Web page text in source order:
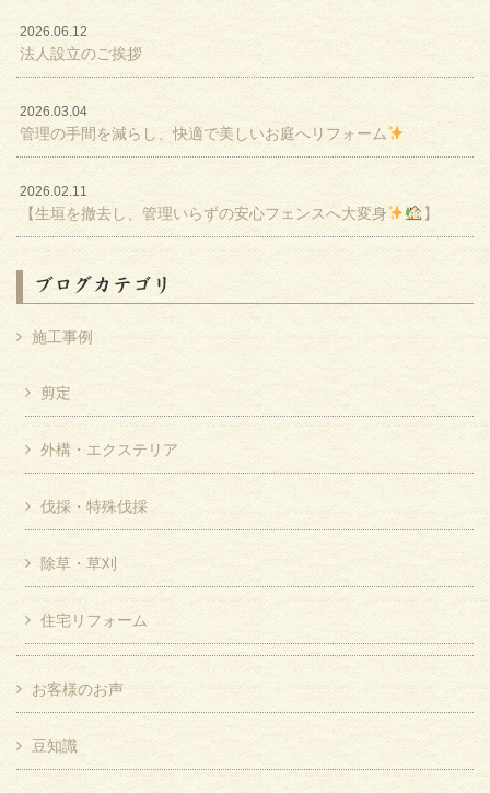
2026.06.12
法人設立のご挨拶
2026.03.04
管理の手間を減らし、快適で美しいお庭へリフォーム
2026.02.11
【生垣を撤去し、管理いらずの安心フェンスへ大変身 】
ブログカテゴリ
施工事例
剪定
外構・エクステリア
伐採・特殊伐採
除草・草刈
住宅リフォーム
お客様のお声
豆知識